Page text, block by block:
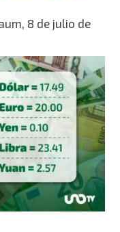
8 de julio de